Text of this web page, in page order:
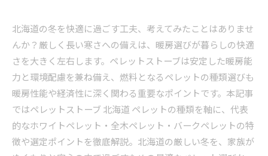
北海道の冬を快適に過ごす工夫、考えてみたことはありませ
んか？厳しく長い寒さへの備えは、暖房選びが暮らしの快適
さを大きく左右します。ペレットストーブは安定した暖房能
力と環境配慮を兼ね備え、燃料となるペレットの種類選びも
暖房性能や経済性に深く関わる重要なポイントです。本記事
ではペレットストーブ 北海道 ペレットの種類を軸に、代表
的なホワイトペレット・全木ペレット・バークペレットの特
徴や選定ポイントを徹底解説。北海道の厳しい冬を、家族が